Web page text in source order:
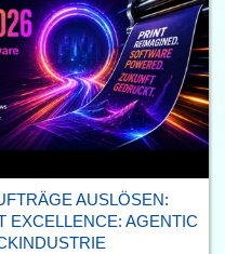
AUSLÖSEN:
EXCELLENCE: AGENTIC